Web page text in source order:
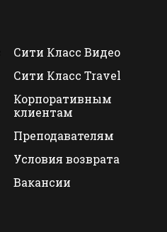
Сити Класс Видео
Сити Класс Travel
Корпоративным
клиентам
Преподавателям
Условия возврата
Вакансии